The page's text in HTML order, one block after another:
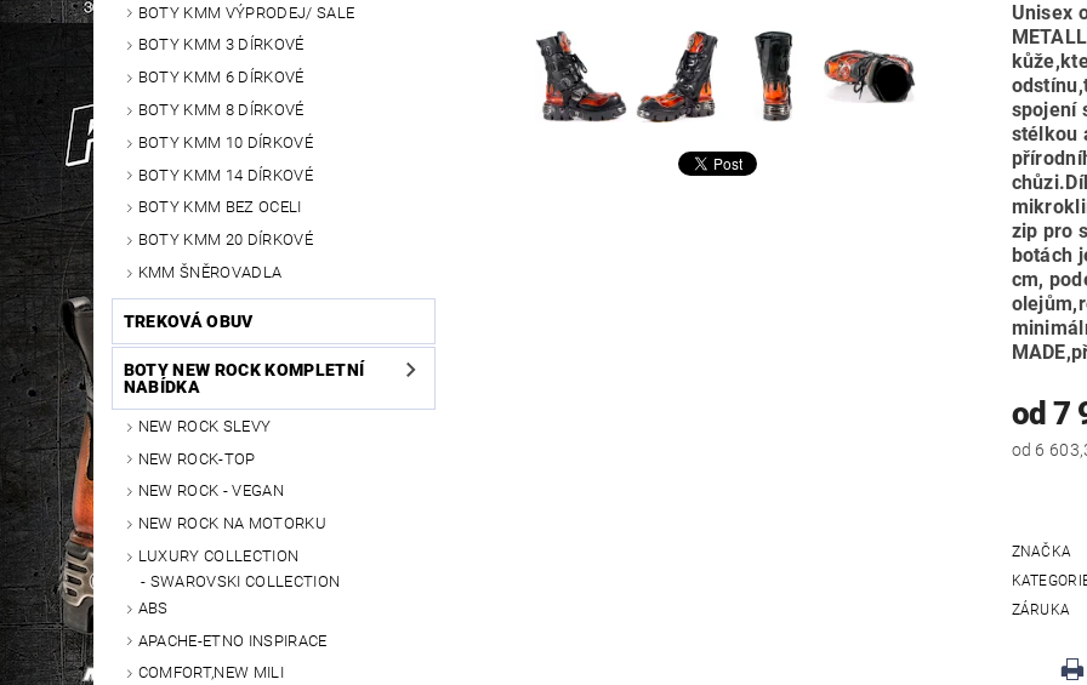
BOTY KMM VÝPRODEJ/ SALE
BOTY KMM 3 DÍRKOVÉ
BOTY KMM 6 DÍRKOVÉ
BOTY KMM 8 DÍRKOVÉ
BOTY KMM 10 DÍRKOVÉ
BOTY KMM 14 DÍRKOVÉ
BOTY KMM BEZ OCELI
BOTY KMM 20 DÍRKOVÉ
KMM ŠNĚROVADLA
TREKOVÁ OBUV
BOTY NEW ROCK KOMPLETNÍ
NABÍDKA
NEW ROCK SLEVY
NEW ROCK-TOP
NEW ROCK - VEGAN
NEW ROCK NA MOTORKU
LUXURY COLLECTION
SWAROVSKI COLLECTION
ABS
APACHE-ETNO INSPIRACE
COMFORT,NEW MILI
Unisex
spojení
stélkou
zip pro
botách
cm,
od 7
ZNAČKA
ZÁRUKA